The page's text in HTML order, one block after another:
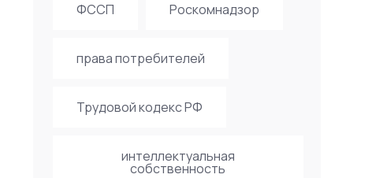
ФССП Роскомнадзор
права потребителей
Трудовой кодекс РФ
интеллектуальная
собственность